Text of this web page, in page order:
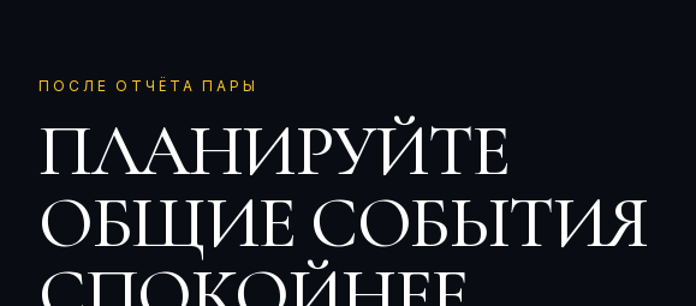
ПОСЛЕ ОТЧЁТА ПАРЫ
ПЛАНИРУЙТЕ
ОБЩИЕ СОБЫТИЯ